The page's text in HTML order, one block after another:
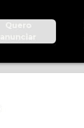
Quero
anunciar